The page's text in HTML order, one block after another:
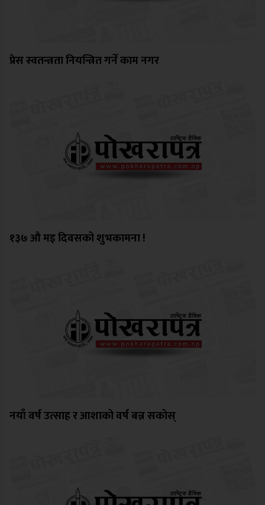
प्रेस स्वतन्त्रता नियन्त्रित गर्ने काम नगर
१३७ औ मइ दिवसको शुभकामना !
नयाँ वर्ष उत्साह र आशाको वर्ष बन्न सकोस्